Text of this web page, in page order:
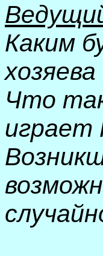
Каким
Что
играет